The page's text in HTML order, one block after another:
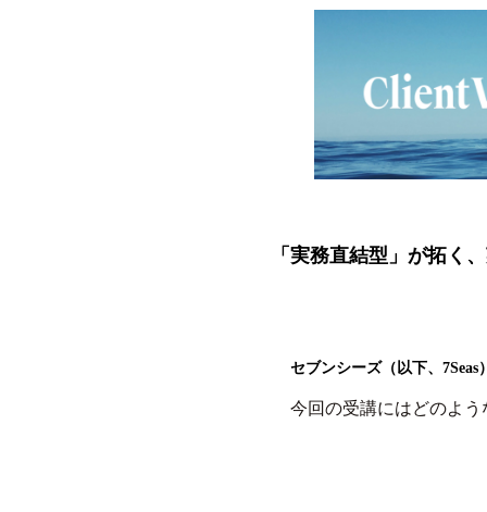
「実務直結型」が拓く
セブンシーズ（以下、7Seas
今回の受講にはどのよ